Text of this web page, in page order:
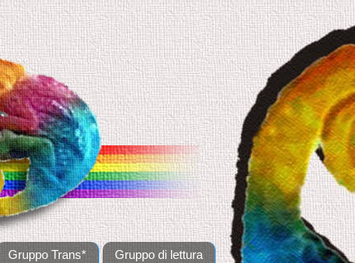
Gruppo Trans* Gruppo di lettura